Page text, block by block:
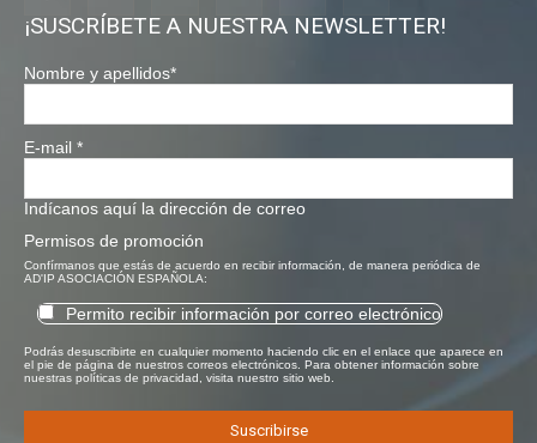
¡SUSCRÍBETE A NUESTRA NEWSLETTER!
Nombre y apellidos*
E-mail *
Indícanos aquí la dirección de correo
Permisos de promoción
Confírmanos que estás de acuerdo en recibir información, de manera periódica de
AD'IP ASOCIACIÓN ESPAÑOLA:
Permito recibir información por correo electrónico
Podrás desuscribirte en cualquier momento haciendo clic en el enlace que aparece en
el pie de página de nuestros correos electrónicos. Para obtener información sobre
nuestras políticas de privacidad, visita nuestro sitio web.